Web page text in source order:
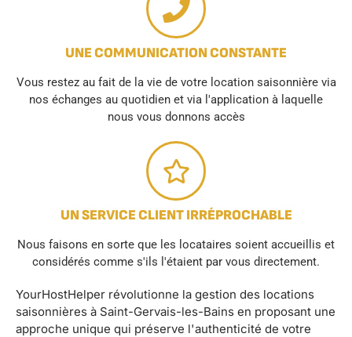
UNE COMMUNICATION CONSTANTE
Vous restez au fait de la vie de votre location saisonnière via
nos échanges au quotidien et via l'application à laquelle
nous vous donnons accès
UN SERVICE CLIENT IRRÉPROCHABLE
Nous faisons en sorte que les locataires soient accueillis et
considérés comme s'ils l'étaient par vous directement.
YourHostHelper révolutionne la gestion des locations
saisonnières à Saint-Gervais-les-Bains en proposant une
approche unique qui préserve l'authenticité de votre